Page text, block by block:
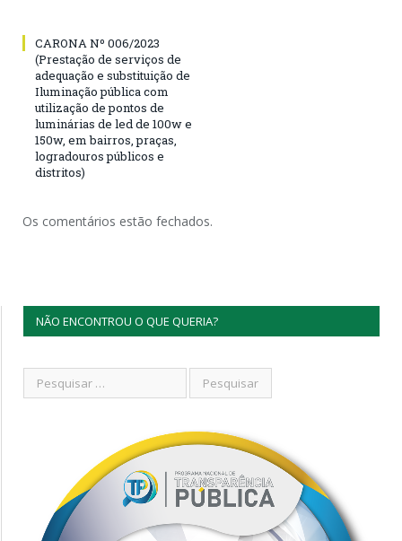
CARONA Nº 006/2023
(Prestação de serviços de
adequação e substituição de
Iluminação pública com
utilização de pontos de
luminárias de led de 100w e
150w, em bairros, praças,
logradouros públicos e
distritos)
Os comentários estão fechados.
NÃO ENCONTROU O QUE QUERIA?